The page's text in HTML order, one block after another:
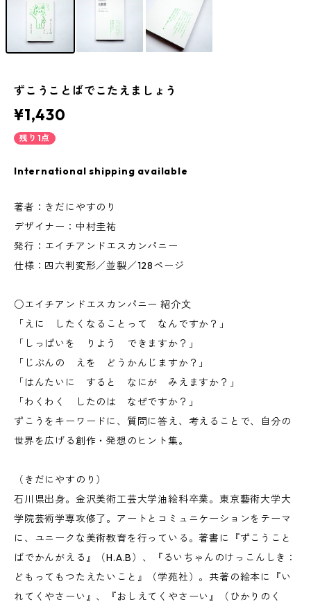
ずこうことばでこたえましょう
¥1,430
残り1点
International shipping available
著者：きだにやすのり
デザイナー：中村圭祐
発行：エイチアンドエスカンパニー
仕様：四六判変形／並製／128ページ
○エイチアンドエスカンパニー 紹介文
「えに したくなることって なんですか？」
「しっぱいを りよう できますか？」
「じぶんの えを どうかんじますか？」
「はんたいに すると なにが みえますか？」
「わくわく したのは なぜですか？」
ずこうをキーワードに、質問に答え、考えることで、自分の
世界を広げる創作・発想のヒント集。
（きだにやすのり）
石川県出身。金沢美術工芸大学油絵科卒業。東京藝術大学大
学院芸術学専攻修了。アートとコミュニケーションをテーマ
に、ユニークな美術教育を行っている。著書に『ずこうこと
ばでかんがえる』（H.A.B）、『るいちゃんのけっこんしき：
どもってもつたえたいこと』（学苑社）。共著の絵本に『い
れてくやさーい』、『おしえてくやさーい』（ひかりのく